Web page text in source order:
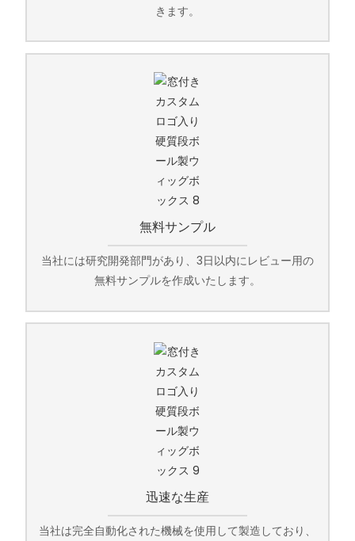
きます。
無料サンプル
当社には研究開発部門があり、3日以内にレビュー用の
無料サンプルを作成いたします。
迅速な生産
当社は完全自動化された機械を使用して製造しており、